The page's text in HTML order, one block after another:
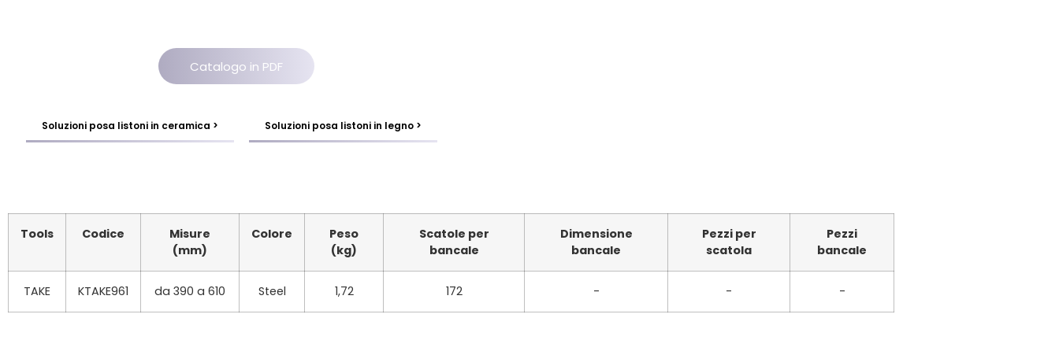
Catalogo in PDF
Soluzioni posa listoni in ceramica > Soluzioni posa listoni in legno >
Tools Codice
Misure
(mm)
Colore
Peso
(kg)
Scatole per
bancale
Dimensione
bancale
Pezzi per
scatola
Pezzi
bancale
TAKE KTAKE961 da 390 a 610 Steel 1,72 172 - - -